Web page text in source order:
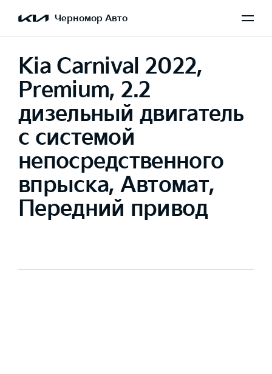
Черномор Авто
Kia Carnival 2022,
Premium, 2.2
дизельный двигатель
с системой
непосредственного
впрыска, Автомат,
Передний привод